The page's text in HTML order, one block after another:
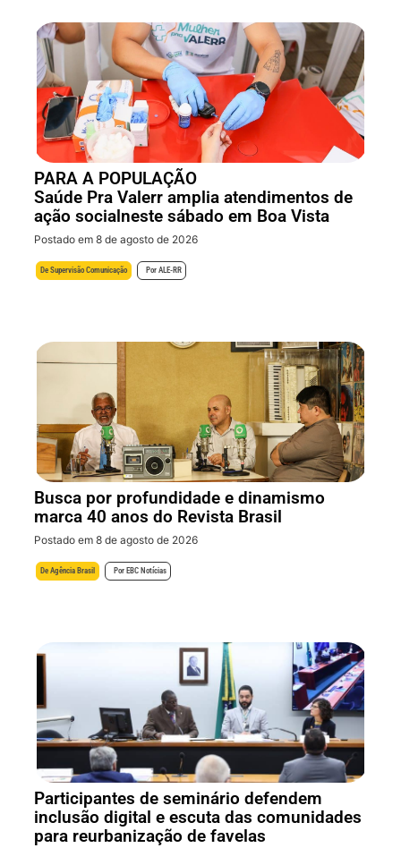
PARA A POPULAÇÃO
Saúde Pra Valerr amplia atendimentos de
ação socialneste sábado em Boa Vista
Postado em 8 de agosto de 2026
De Supervisão Comunicação Por ALE-RR
Busca por profundidade e dinamismo
marca 40 anos do Revista Brasil
Postado em 8 de agosto de 2026
De Agência Brasil Por EBC Notícias
Participantes de seminário defendem
inclusão digital e escuta das comunidades
para reurbanização de favelas